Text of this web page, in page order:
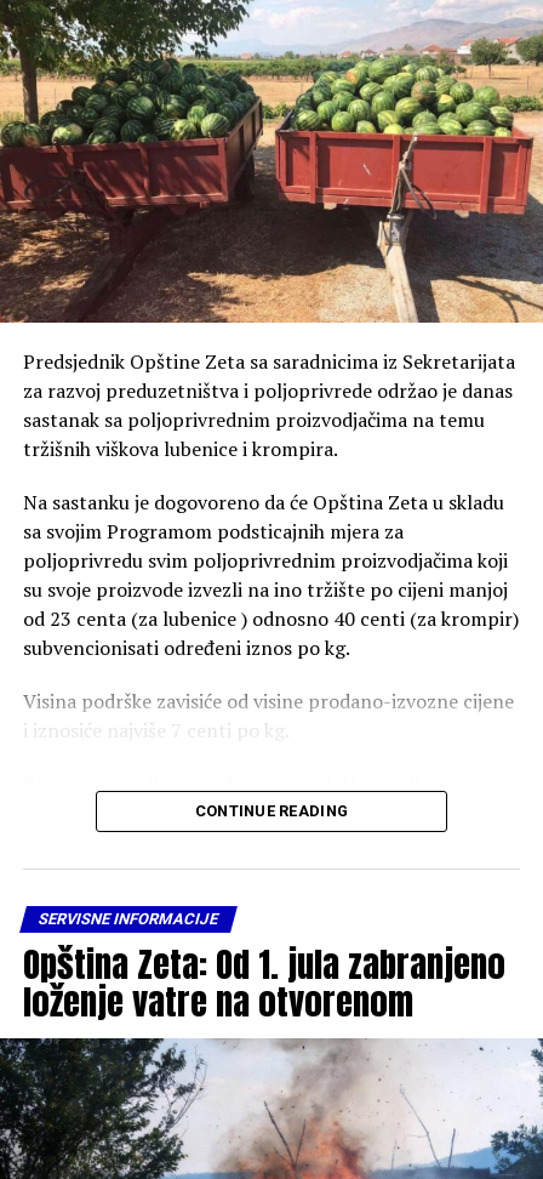
„ Molimo građane za razumijevanje i strpljenje
tokom trajanja radova, uz zahvalnost na saradnji“,
zaključuje se u obavještenju.
Predsjednik Opštine Zeta sa saradnicima iz Sekretarijata
za razvoj preduzetništva i poljoprivrede održao je danas
sastanak sa poljoprivrednim proizvodjačima na temu
tržišnih viškova lubenice i krompira.
Na sastanku je dogovoreno da će Opština Zeta u skladu
sa svojim Programom podsticajnih mjera za
poljoprivredu svim poljoprivrednim proizvodjačima koji
su svoje proizvode izvezli na ino tržište po cijeni manjoj
od 23 centa (za lubenice ) odnosno 40 centi (za krompir)
subvencionisati određeni iznos po kg.
Visina podrške zavisiće od visine prodano-izvozne cijene
i iznosiće najviše 7 centi po kg.
Opštine Zeta koji su izvezli svoje proizvode da se do
i poljoprivrede, dostave potrebnu dokumentaciju i
ostvare pravo na subvenciju.
Potrebna dokumentacija:
– JCI obrazac;
– Dokaz o količini isporučenih proizvoda (otkupni
blokovi);
– Dokaz iz banke o uplati sredstava za izvezenu količinu
robe;
CONTINUE READING
SERVISNE INFORMACIJE
Opština Zeta: Od 1. jula zabranjeno
loženje vatre na otvorenom